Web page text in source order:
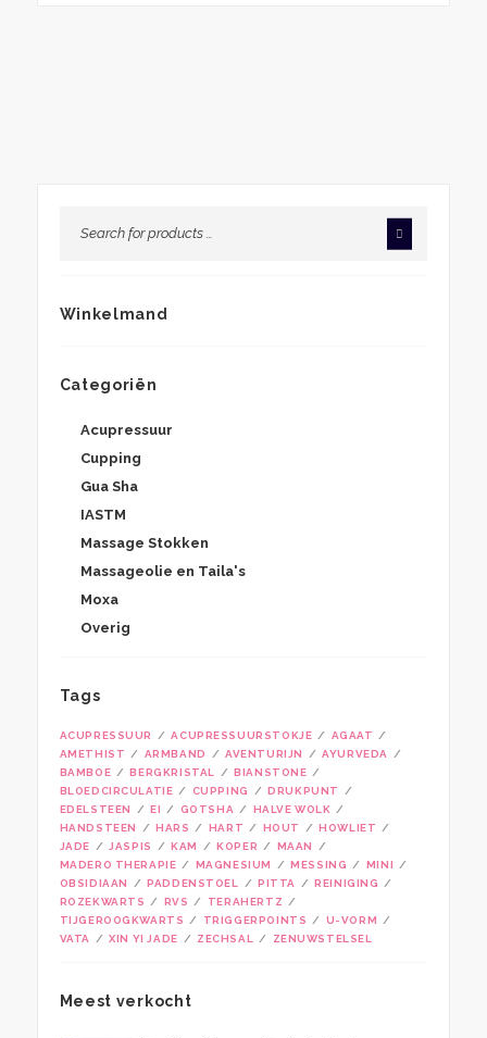
Winkelmand
Categoriën
Acupressuur
Cupping
Gua Sha
IASTM
Massage Stokken
Massageolie en Taila's
Moxa
Overig
Tags
ACUPRESSUUR ACUPRESSUURSTOKJE
AGAAT
AMETHIST
ARMBAND AVENTURIJN
AYURVEDA
BAMBOE
BERGKRISTAL
BIANSTONE
BLOEDCIRCULATIE
CUPPING
DRUKPUNT
EDELSTEEN
EI GOTSHA
HALVE WOLK
HANDSTEEN
HARS HART HOUT
HOWLIET
JADE
JASPIS KAM KOPER
MAAN
MADERO THERAPIE
MAGNESIUM MESSING
MINI
OBSIDIAAN
PADDENSTOEL PITTA
REINIGING
ROZEKWARTS
RVS
TERAHERTZ
TIJGEROOGKWARTS
TRIGGERPOINTS
U-VORM
VATA
XIN YI JADE ZECHSAL ZENUWSTELSEL
Meest verkocht